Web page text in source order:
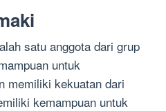
satu anggota dari grup
untuk
memiliki kekuatan dari
kemampuan untuk